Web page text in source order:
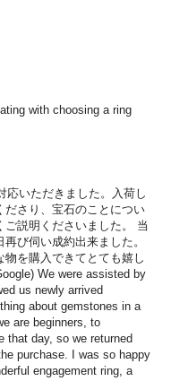
with choosing a ring
いただきました。入荷し
ださり、宝石のことについ
説明くださいました。 当
び伺い成約出来ました。
を購入できてとても嬉し
We were assisted by
us newly arrived
about gemstones in a
are beginners, to
that day, so we returned
purchase. I was so happy
engagement ring, a